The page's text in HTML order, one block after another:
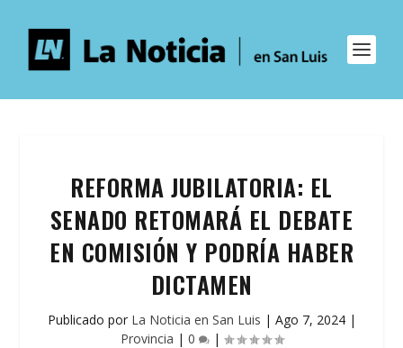
REFORMA JUBILATORIA: EL
SENADO RETOMARÁ EL DEBATE
EN COMISIÓN Y PODRÍA HABER
DICTAMEN
Publicado por La Noticia en San Luis | Ago 7, 2024|
Provincia | 0 |